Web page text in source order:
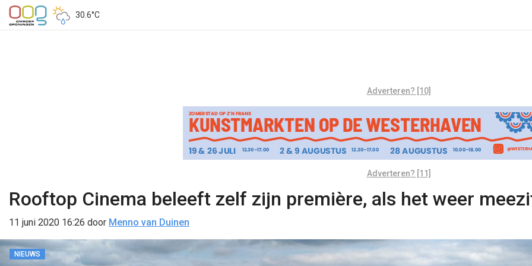
30.6°C
Adverteren? [10]
Adverteren? [11]
Rooftop Cinema beleeft zelf zijn première, als het weer
11 juni 2020 16:26 door Menno van Duinen
NIEUWS